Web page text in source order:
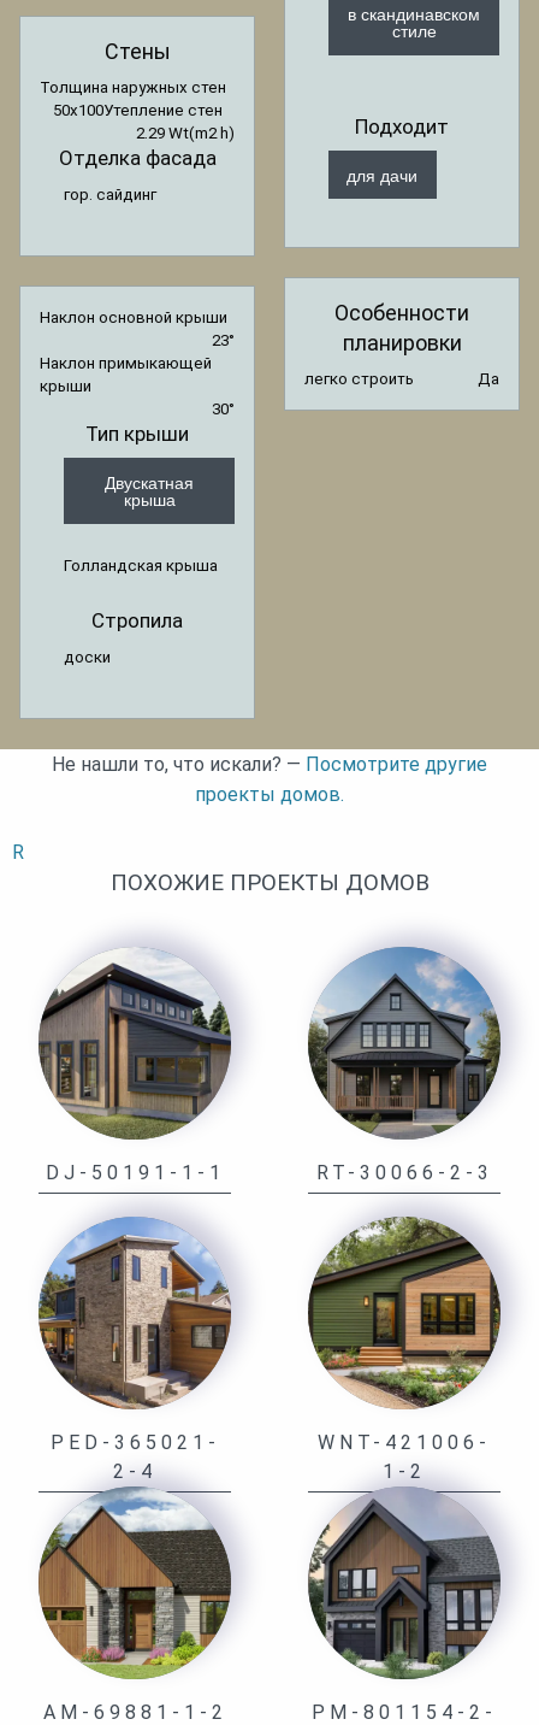
Стены
Толщина наружных стен
50x100Утепление стен
2.29 Wt(m2 h)
Отделка фасада
гор. сайдинг
Наклон основной крыши
23°
Наклон примыкающей
крыши
30°
Тип крыши
Двускатная
крыша
Голландская крыша
Стропила
доски
в скандинавском
стиле
Подходит
для дачи
Особенности
планировки
легко строить Да
Не нашли то, что искали? — Посмотрите другие
проекты домов.
R
ПОХОЖИЕ ПРОЕКТЫ ДОМОВ
DJ-50191-1-1 RT-30066-2-3
PED-365021-
2-4
WNT-421006-
1-2
AM-69881-1-2
PM-801154-2-